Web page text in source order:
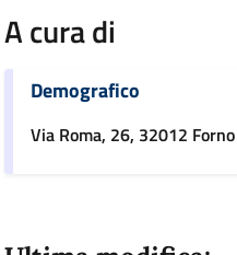
A cura di
Demografico
Via Roma, 26, 32012